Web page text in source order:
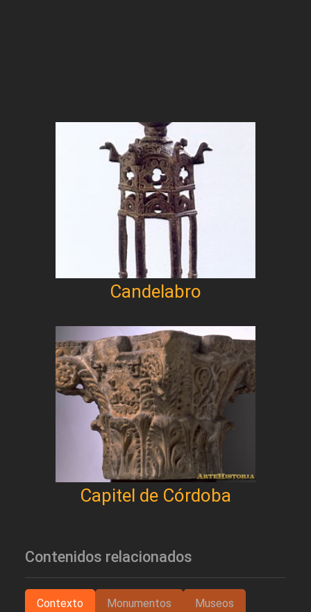
Candelabro
Capitel de Córdoba
Contenidos relacionados
Contexto Monumentos Museos